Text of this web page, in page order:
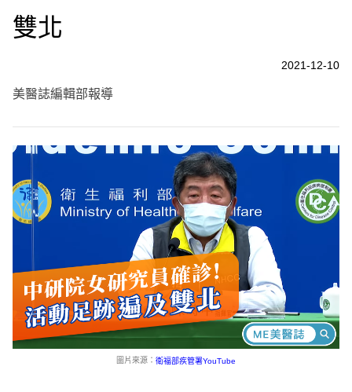
雙北
2021-12-10
美醫誌編輯部報導
圖片來源： 衛福部疾管署YouTube